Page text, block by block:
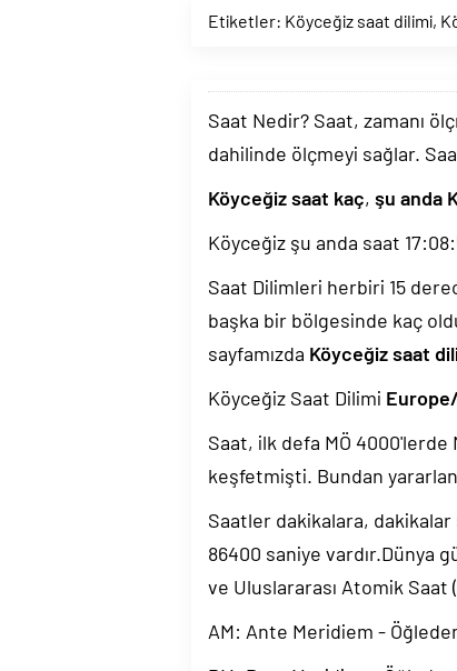
Etiketler: Köyceğiz saat dilimi,
Saat Nedir? Saat, zamanı
dahilinde ölçmeyi sağlar.
Köyceğiz saat kaç, şu anda
Köyceğiz şu anda saat
Saat Dilimleri herbiri 15
başka bir bölgesinde kaç
sayfamızda Köyceğiz saat
Köyceğiz Saat Dilimi
Saat, ilk defa MÖ 4000'lerde
keşfetmişti. Bundan
Saatler dakikalara,
86400 saniye vardır.Dünya
ve Uluslararası Atomik
AM: Ante Meridiem -